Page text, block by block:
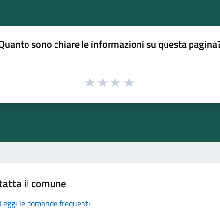
sono chiare le informazioni su questa
il comune
Leggi le domande frequenti